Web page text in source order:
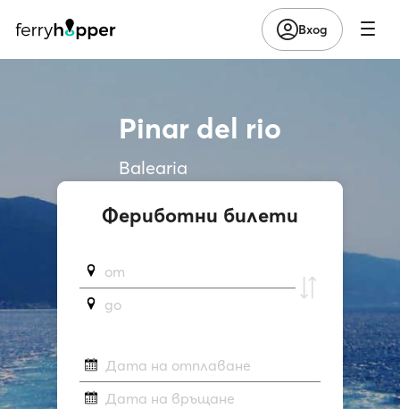
Вход
Pinar del rio
Balearia
Фериботни билети
от
до
Дата на отплаване
Дата на връщане